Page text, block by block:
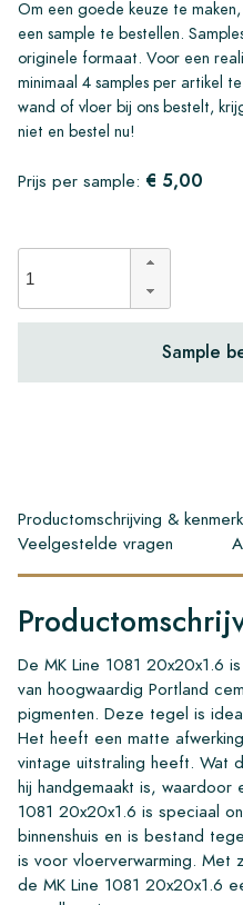
Om een goede keuze te
een sample te bestellen.
originele formaat. Voor een
minimaal 4 samples per artikel
wand of vloer bij ons bestelt,
niet en bestel nu!
Prijs per sample: € 5,00
Sample
Productomschrijving &
Veelgestelde vragen
De MK Line 1081 20x20x1.6
van hoogwaardig Portland
pigmenten. Deze tegel is
Het heeft een matte
vintage uitstraling heeft. Wat
hij handgemaakt is, waardoor
1081 20x20x1.6 is speciaal
binnenshuis en is bestand
is voor vloerverwarming. Met
de MK Line 1081 20x20x1.6